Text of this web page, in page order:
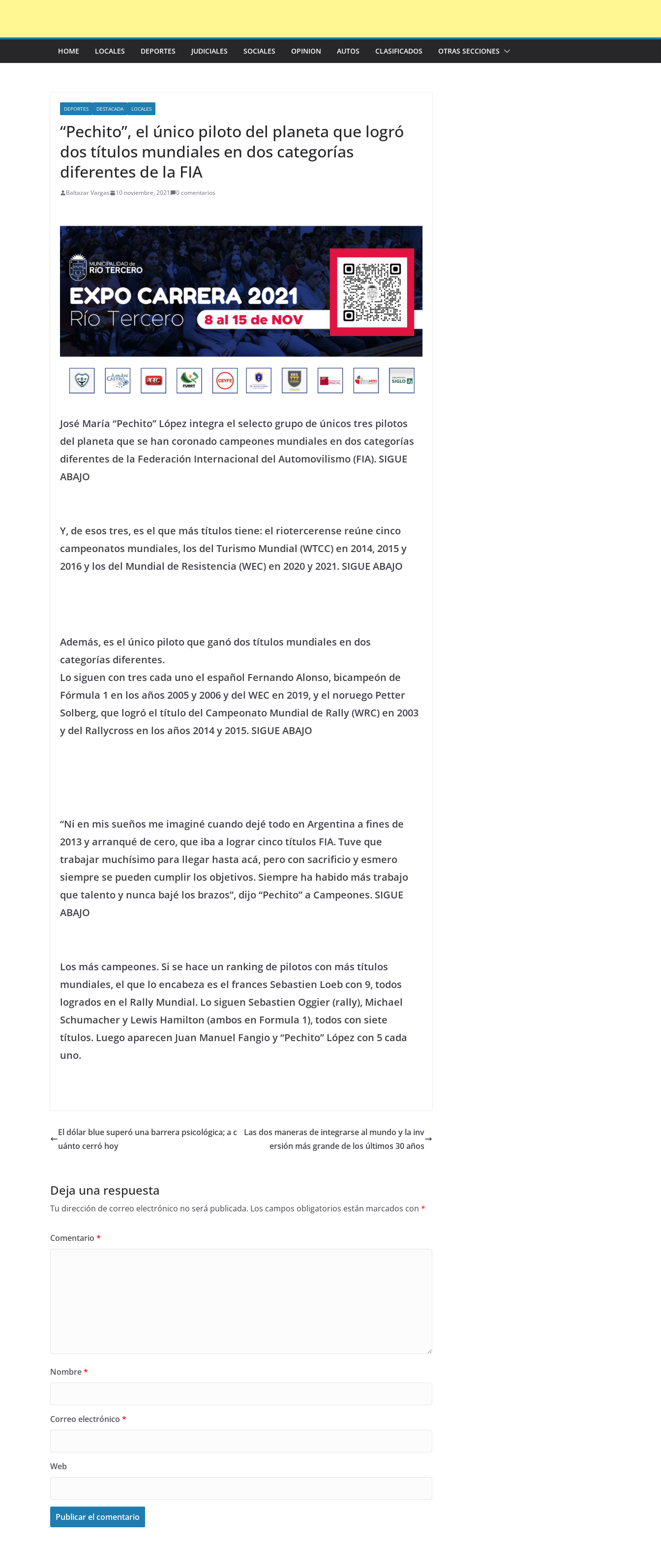
HOME LOCALES DEPORTES JUDICIALES SOCIALES OPINION AUTOS CLASIFICADOS OTRAS SECCIONES
DEPORTES DESTACADA LOCALES
“Pechito”, el único piloto del planeta que logró
dos títulos mundiales en dos categorías
diferentes de la FIA
Baltazar Vargas 10 noviembre, 2021 0 comentarios
José María “Pechito” López integra el selecto grupo de únicos tres pilotos
del planeta que se han coronado campeones mundiales en dos categorías
diferentes de la Federación Internacional del Automovilismo (FIA). SIGUE
ABAJO
Y, de esos tres, es el que más títulos tiene: el riotercerense reúne cinco
campeonatos mundiales, los del Turismo Mundial (WTCC) en 2014, 2015 y
2016 y los del Mundial de Resistencia (WEC) en 2020 y 2021. SIGUE ABAJO
Además, es el único piloto que ganó dos títulos mundiales en dos
categorías diferentes.
Lo siguen con tres cada uno el español Fernando Alonso, bicampeón de
Fórmula 1 en los años 2005 y 2006 y del WEC en 2019, y el noruego Petter
Solberg, que logró el título del Campeonato Mundial de Rally (WRC) en 2003
y del Rallycross en los años 2014 y 2015. SIGUE ABAJO
“Ni en mis sueños me imaginé cuando dejé todo en Argentina a fines de
2013 y arranqué de cero, que iba a lograr cinco títulos FIA. Tuve que
trabajar muchísimo para llegar hasta acá, pero con sacrificio y esmero
siempre se pueden cumplir los objetivos. Siempre ha habido más trabajo
que talento y nunca bajé los brazos”, dijo “Pechito” a Campeones. SIGUE
ABAJO
Los más campeones. Si se hace un ranking de pilotos con más títulos
mundiales, el que lo encabeza es el frances Sebastien Loeb con 9, todos
logrados en el Rally Mundial. Lo siguen Sebastien Oggier (rally), Michael
Schumacher y Lewis Hamilton (ambos en Formula 1), todos con siete
títulos. Luego aparecen Juan Manuel Fangio y “Pechito” López con 5 cada
uno.
El dólar blue superó una barrera psicológica; a c
uánto cerró hoy
Las dos maneras de integrarse al mundo y la inv
ersión más grande de los últimos 30 años
Deja una respuesta
Tu dirección de correo electrónico no será publicada. Los campos obligatorios están marcados con *
Comentario *
Nombre*
Correo electrónico *
Web